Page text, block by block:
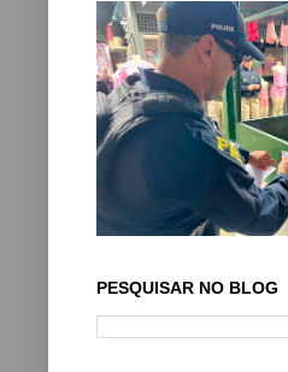
PESQUISAR NO BLOG